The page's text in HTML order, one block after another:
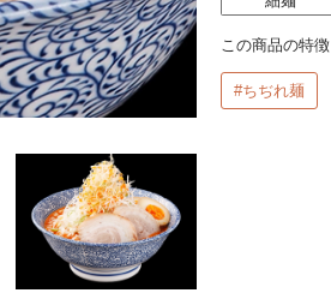
この商品の特徴
#ちぢれ麺